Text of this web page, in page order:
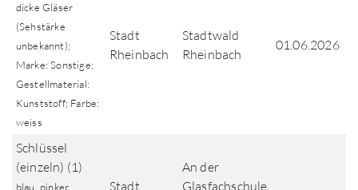
dicke Gläser
(Sehstärke
unbekannt);
Marke: Sonstige;
Gestellmaterial:
Kunststoff; Farbe:
weiss
Stadt
Rheinbach
Stadtwald
Rheinbach
01.06.2026
Schlüssel
(einzeln) (1)
blau, pinker
Stadt
An der
Glasfachschule